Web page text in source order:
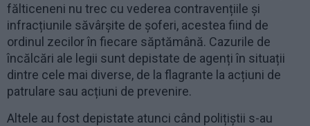
fălticeneni nu trec cu vederea contravențiile și
infracțiunile săvârșite de șoferi, acestea fiind de
ordinul zecilor în fiecare săptămână. Cazurile de
încălcări ale legii sunt depistate de agenți în situații
dintre cele mai diverse, de la flagrante la acțiuni de
patrulare sau acțiuni de prevenire.
Altele au fost depistate atunci când polițiștii s-au